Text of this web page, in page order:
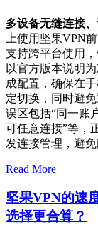
多设备无缝连接
上使用坚果VPN
支持跨平台使用
以官方版本说明
成配置，确保在
定切换，同时避
误区包括“同一账
可任意连接”等，
发连接管理，避
Read More
坚果VPN的速
选择更合算？